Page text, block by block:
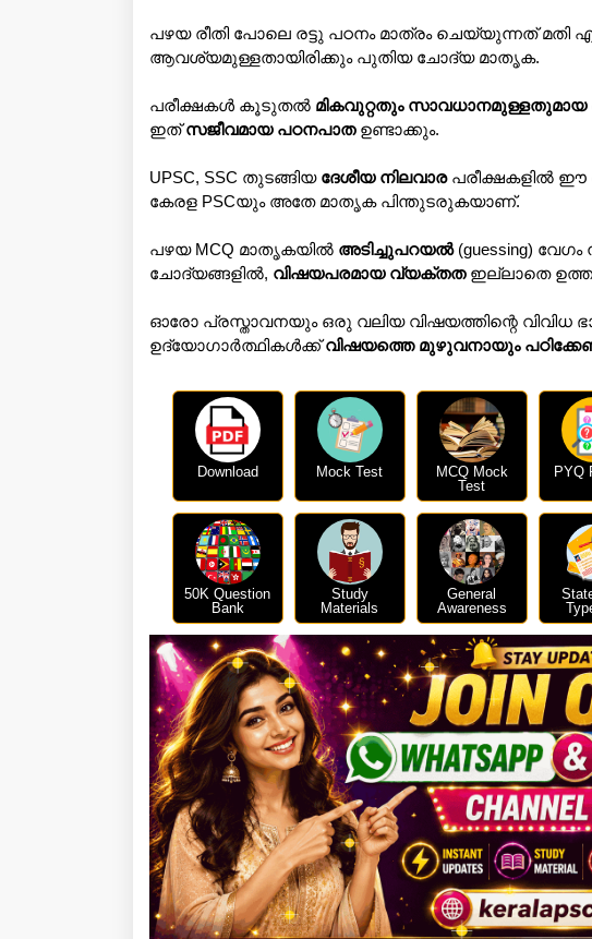
പഴയ രീതി പോലെ രട്ടു പഠനം മാത്രം ചെയ്യുന്നത് മതി
ആവശ്യമുള്ളതായിരിക്കും പുതിയ ചോദ്യ മാതൃക.
പരീക്ഷകൾ കൂടുതൽ മികവുറ്റതും സാവധാനമുള്ളതുമായ
ഇത്സജീവമായ പഠനപാതഉണ്ടാക്കും.
UPSC, SSC തുടങ്ങിയദേശീയ നിലവാര പരീക്ഷകളിൽ
കേരള PSCയും അതേ മാതൃക പിന്തുടരുകയാണ്.
പഴയ MCQ മാതൃകയിൽ അടിച്ചുപറയൽ (guessing)
ചോദ്യങ്ങളിൽ, വിഷയപരമായ വ്യക്തത ഇല്ലാതെ
ഓരോ പ്രസ്താവനയും ഒരു വലിയ വിഷയത്തിന്റെ വിവിധ
ഉദ്യോഗാർത്ഥികൾക്ക്വിഷയത്തെ മുഴുവനായും
Download Mock Test
MCQ Mock
Test
PYQ
50K Question
Bank
Study
Materials
General
Awareness